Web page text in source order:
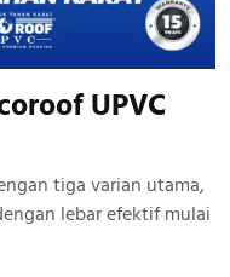
UPVC
tiga varian utama,
lebar efektif mulai